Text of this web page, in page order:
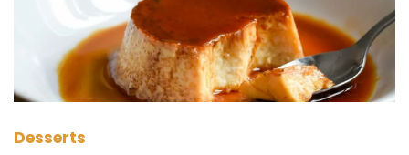
Desserts